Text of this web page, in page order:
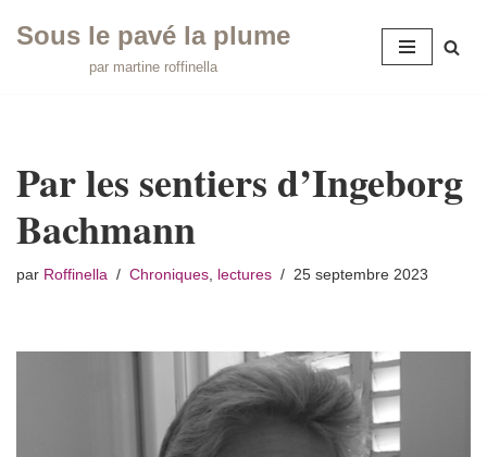
Sous le pavé la plume
par martine roffinella
Par les sentiers d’Ingeborg
Bachmann
par Roffinella Chroniques, lectures 25 septembre 2023